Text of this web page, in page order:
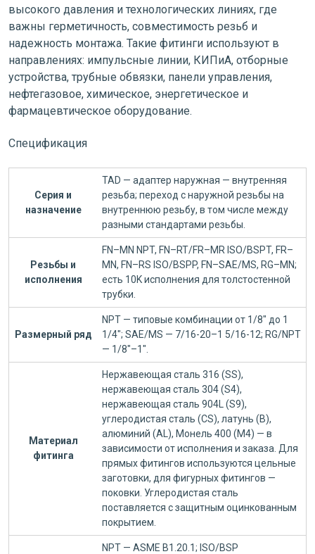
высокого давления и технологических линиях, где
важны герметичность, совместимость резьб и
надежность монтажа. Такие фитинги используют в
направлениях: импульсные линии, КИПиА, отборные
устройства, трубные обвязки, панели управления,
нефтегазовое, химическое, энергетическое и
фармацевтическое оборудование.
Спецификация
Серия и
назначение
TAD — адаптер наружная — внутренняя
резьба; переход с наружной резьбы на
внутреннюю резьбу, в том числе между
разными стандартами резьбы.
Резьбы и
исполнения
FN–MN NPT, FN–RT/FR–MR ISO/BSPT, FR–
MN, FN–RS ISO/BSPP, FN–SAE/MS, RG–MN;
есть 10K исполнения для толстостенной
трубки.
Размерный ряд
NPT — типовые комбинации от 1/8" до 1
1/4"; SAE/MS — 7/16-20–1 5/16-12; RG/NPT
— 1/8"–1".
Материал
фитинга
Нержавеющая сталь 316 (SS),
нержавеющая сталь 304 (S4),
нержавеющая сталь 904L (S9),
углеродистая сталь (CS), латунь (B),
алюминий (AL), Монель 400 (M4) — в
зависимости от исполнения и заказа. Для
прямых фитингов используются цельные
заготовки, для фигурных фитингов —
поковки. Углеродистая сталь
поставляется с защитным оцинкованным
покрытием.
NPT — ASME B1.20.1; ISO/BSP